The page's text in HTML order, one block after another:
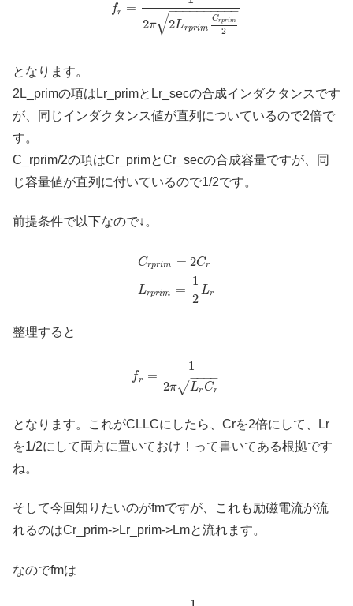
fr =
2π 2Lrprim
Crprim
2
− −
−−−−−−−−
√
となります。
2L_primの項はLr_primとLr_secの合成インダクタンスです
が、同じインダクタンス値が直列についているので2倍で
す。
C_rprim/2の項はCr_primとCr_secの合成容量ですが、同
じ容量値が直列に付いているので1/2です。
前提条件で以下なので↓。
Crprim = 2Cr
Lrprim =
1
2
Lr
整理すると
fr =
1
2π LrCr
− −
−−
√
となります。これがCLLCにしたら、Crを2倍にして、Lr
を1/2にして両方に置いておけ！って書いてある根拠です
ね。
そして今回知りたいのがfmですが、これも励磁電流が流
れるのはCr_prim->Lr_prim->Lmと流れます。
なのでfmは